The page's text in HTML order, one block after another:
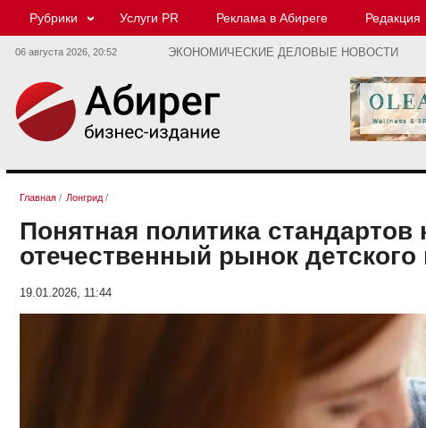
Рубрики Услуги PR Реклама в Абиреге Редакция
06 августа 2026, 20:52 ЭКОНОМИЧЕСКИЕ ДЕЛОВЫЕ НОВОСТИ
Главная / Лонгрид /
Понятная политика стандартов
отечественный рынок детского
19.01.2026, 11:44